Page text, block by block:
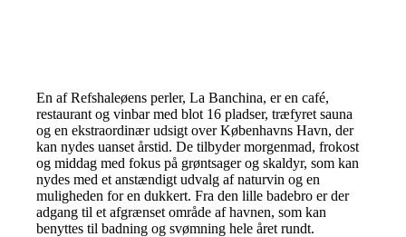
En af Refshaleøens perler, La Banchina, er en café,
restaurant og vinbar med blot 16 pladser, træfyret sauna
og en ekstraordinær udsigt over Københavns Havn, der
kan nydes uanset årstid. De tilbyder morgenmad, frokost
og middag med fokus på grøntsager og skaldyr, som kan
nydes med et anstændigt udvalg af naturvin og en
muligheden for en dukkert. Fra den lille badebro er der
adgang til et afgrænset område af havnen, som kan
benyttes til badning og svømning hele året rundt.